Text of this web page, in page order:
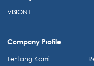
VISION+
Company Profile
Tentang Kami